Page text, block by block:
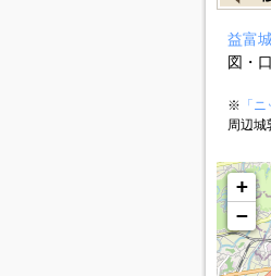
益富
図・
※ 「
周辺城
+
−